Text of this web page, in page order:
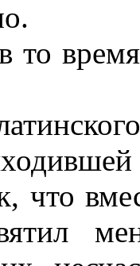
время
что